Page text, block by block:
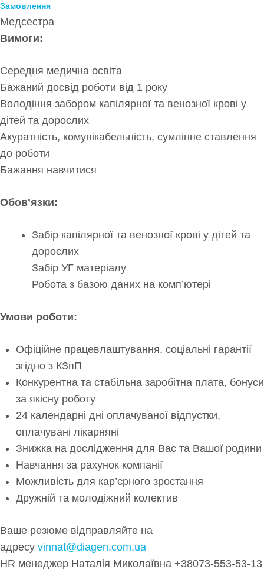
Замовлення
Медсестра
Вимоги:
Середня медична освіта
Бажаний досвід роботи від 1 року
Володіння забором капілярної та венозної крові у
дітей та дорослих
Акуратність, комунікабельність, сумлінне ставлення
до роботи
Бажання навчитися
Обов’язки:
Забір капілярної та венозної крові у дітей та
дорослих
Забір УГ матеріалу
Робота з базою даних на комп’ютері
Умови роботи:
Офіційне працевлаштування, соціальні гарантії
згідно з КЗпП
Конкурентна та стабільна заробітна плата, бонуси
за якісну роботу
24 календарні дні оплачуваної відпустки,
оплачувані лікарняні
Знижка на дослідження для Вас та Вашої родини
Навчання за рахунок компанії
Можливість для кар’єрного зростання
Дружній та молодіжний колектив
Ваше резюме відправляйте на
адресу vinnat@diagen.com.ua
HR менеджер Наталія Миколаївна +38073-553-53-13